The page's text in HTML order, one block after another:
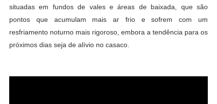
situadas em fundos de vales e áreas de baixada, que são
pontos que acumulam mais ar frio e sofrem com um
resfriamento noturno mais rigoroso, embora a tendência para os
próximos dias seja de alívio no casaco.